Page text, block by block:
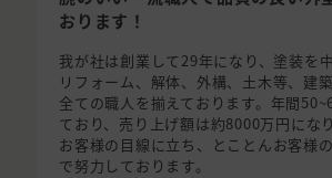
おります！
我が社は創業して29年になり、塗装を
リフォーム、解体、外構、土木等、建
全ての職人を揃えております。年間
ており、売り上げ額は約8000万円にな
お客様の目線に立ち、とことんお客様
で努力しております。